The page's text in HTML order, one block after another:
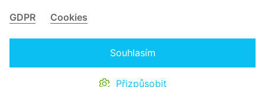
Pomocný pracovník lakovny
GDPR Cookies
Souhlasím
Přizpůsobit